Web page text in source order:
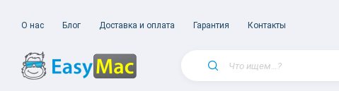
О нас Блог Доставка и оплата Гарантия Контакты